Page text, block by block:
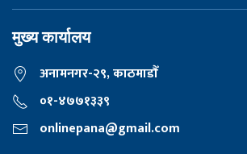
मुख्य कार्यालय
अनामनगर-२९, काठमाडाैँ
०१-४७७१३३९
onlinepana@gmail.com